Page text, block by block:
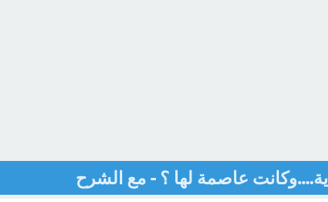
عاصمة لها ؟ - مع الشرح